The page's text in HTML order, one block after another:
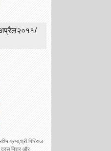
प्रभा,श्री गिरिराज
दरस मिश्र और